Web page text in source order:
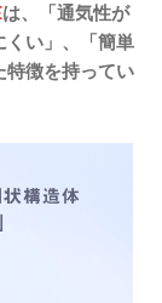
は、「通気性が
くい」、「簡単
特徴を持ってい